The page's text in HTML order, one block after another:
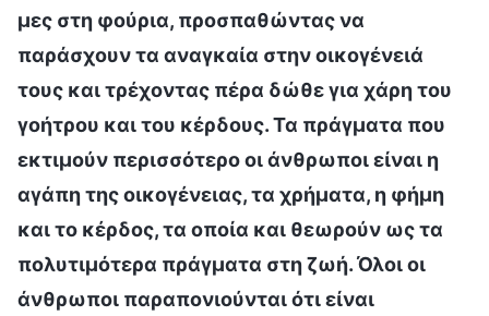
μες στη φούρια, προσπαθώντας να
παράσχουν τα αναγκαία στην οικογένειά
τους και τρέχοντας πέρα δώθε για χάρη του
γοήτρου και του κέρδους. Τα πράγματα που
εκτιμούν περισσότερο οι άνθρωποι είναι η
αγάπη της οικογένειας, τα χρήματα, η φήμη
και το κέρδος, τα οποία και θεωρούν ως τα
πολυτιμότερα πράγματα στη ζωή. Όλοι οι
άνθρωποι παραπονιούνται ότι είναι